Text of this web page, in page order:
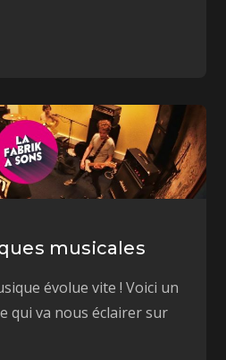
musicales
évolue vite ! Voici un
qui va nous éclairer sur